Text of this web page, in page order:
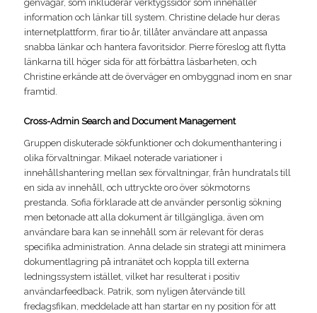
genvägar, som inkluderar verktygssidor som innehåller
information och länkar till system. Christine delade hur deras
internetplattform, firar tio år, tillåter användare att anpassa
snabba länkar och hantera favoritsidor. Pierre föreslog att flytta
länkarna till höger sida för att förbättra läsbarheten, och
Christine erkände att de överväger en ombyggnad inom en snar
framtid.
Cross-Admin Search and Document Management
Gruppen diskuterade sökfunktioner och dokumenthantering i
olika förvaltningar. Mikael noterade variationer i
innehållshantering mellan sex förvaltningar, från hundratals till
en sida av innehåll, och uttryckte oro över sökmotorns
prestanda. Sofia förklarade att de använder personlig sökning
men betonade att alla dokument är tillgängliga, även om
användare bara kan se innehåll som är relevant för deras
specifika administration. Anna delade sin strategi att minimera
dokumentlagring på intranätet och koppla till externa
ledningssystem istället, vilket har resulterat i positiv
användarfeedback. Patrik, som nyligen återvände till
fredagsfikan, meddelade att han startar en ny position för att